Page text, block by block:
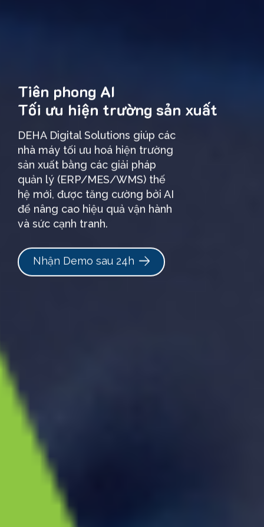
Tiên phong AI
Tối ưu hiện trường sản xuất
DEHA Digital Solutions giúp các
nhà máy tối ưu hoá hiện trường
sản xuất bằng các giải pháp
quản lý (ERP/MES/WMS) thế
hệ mới, được tăng cường bởi AI
để nâng cao hiệu quả vận hành
và sức cạnh tranh.
Nhận Demo sau 24h